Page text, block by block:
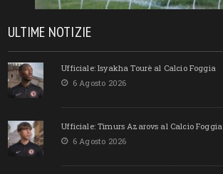
ULTIME NOTIZIE
Ufficiale: Isyakha Tourè al Calcio Foggia
6 Agosto 2026
Ufficiale: Timurs Azarovs al Calcio Foggia
6 Agosto 2026